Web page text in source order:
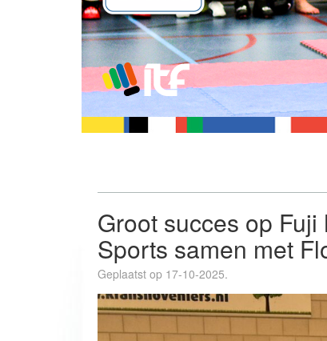
Groot succes op
Sports samen met
Geplaatst op 17-10-2025.